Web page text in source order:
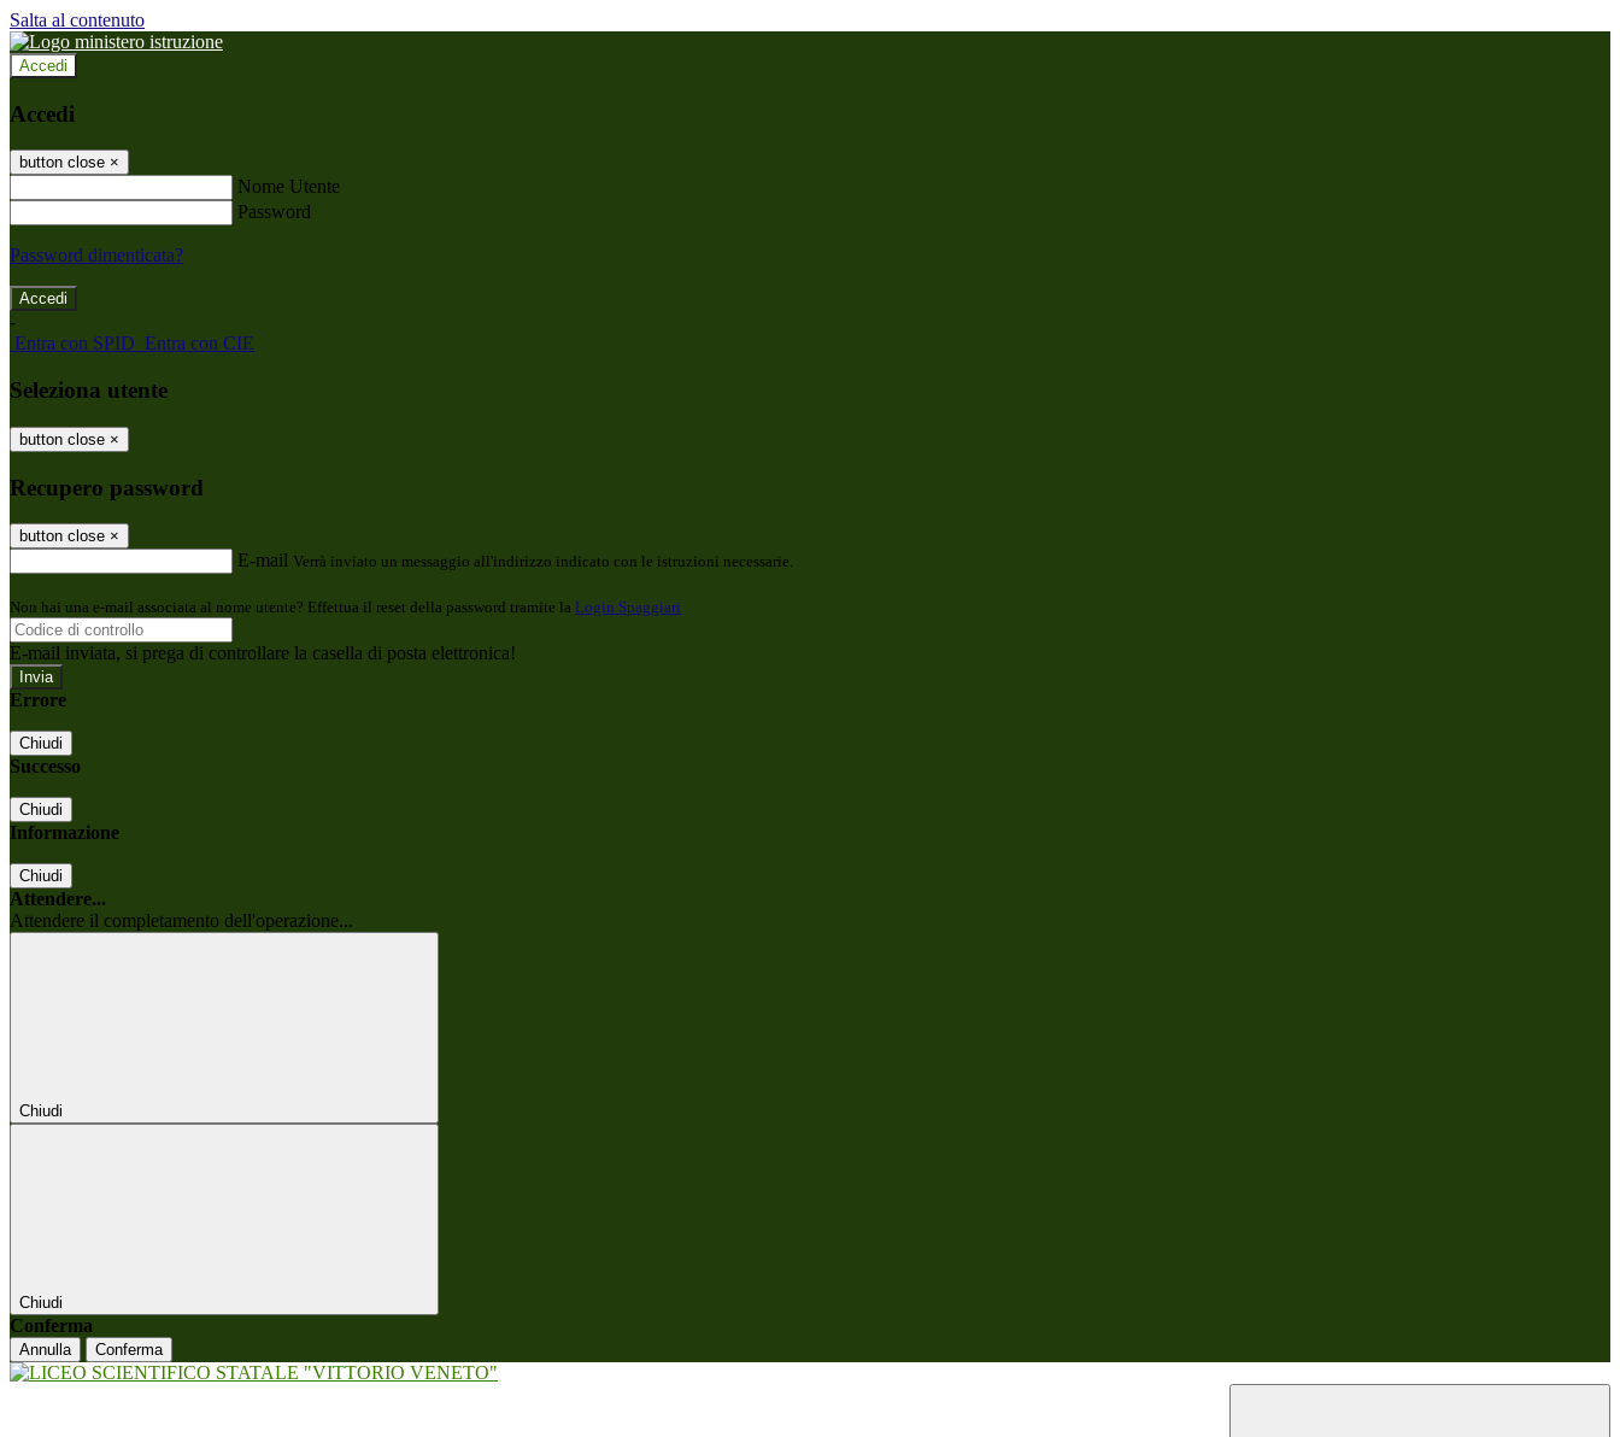
Salta al contenuto
Accedi
Accedi
button close ×
Nome Utente
Password
Password dimenticata?
-
Entra con SPID Entra con CIE
Seleziona utente
button close ×
Recupero password
button close ×
E-mail Verrà inviato un messaggio all'indirizzo indicato con le istruzioni necessarie.
Non hai una e-mail associata al nome utente? Effettua il reset della password tramite la Login Spaggiari
E-mail inviata, si prega di controllare la casella di posta elettronica!
Errore
Chiudi
Successo
Chiudi
Informazione
Chiudi
Attendere...
Attendere il completamento dell'operazione...
Chiudi
Chiudi
Conferma
Annulla Conferma